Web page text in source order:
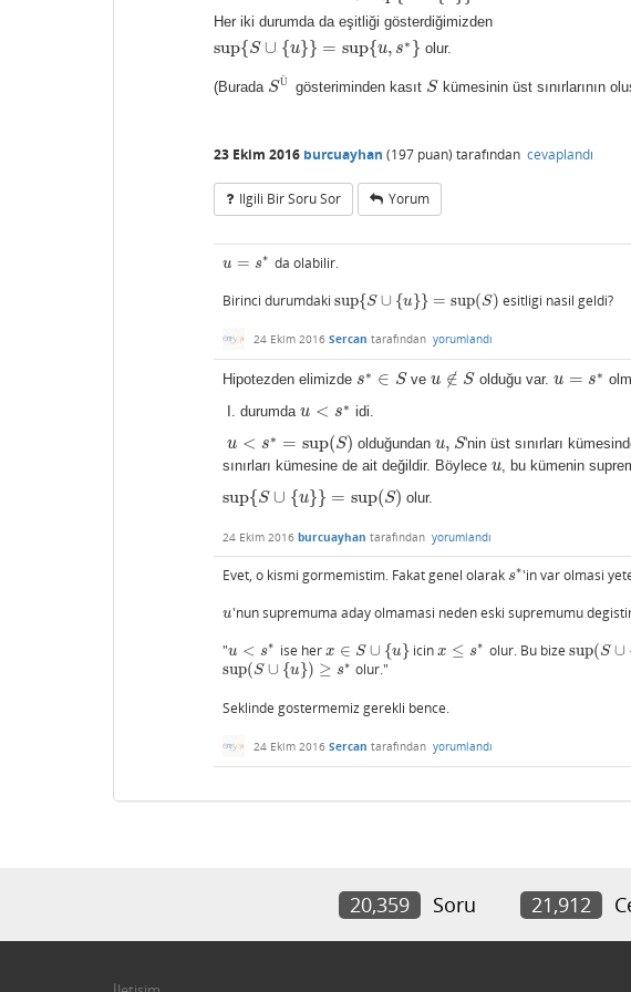
Her iki durumda da eşitliği gösterdiğimizden
sup{S ∪ {u}} = sup{u, s∗ }
sup{S∪ {u} }=sup{ u,s ∗} olur.
(Burada SÜ
SÜ gösteriminden kasıt S
S kümesinin üst sınırlarının
23 Ekim 2016 burcuayhan (197 puan) tarafından cevaplandı
Ilgili Bir Soru Sor Yorum
u = s∗
u= s∗
da olabilir.
Birinci durumdaki sup{S ∪ {u}} = sup(S)
sup{S∪{u }}=sup (S esitligi nasil geldi?
24 Ekim 2016 Sercan tarafından yorumlandı
Hipotezden elimizde s∗ ∈ S
s∗ ∈ S veu ∉ S
u∉S olduğu var.u = s∗
u=s∗
I. durumda u < s∗
u< s∗ idi.
u < s∗ = sup(S)
u< s∗=sup S) olduğundan u, S
u,S 'nin üst sınırları
sınırları kümesine de ait değildir. Böylece u
u bu kümenin
sup{S ∪ {u}} = sup(S)
sup{S∪ {u} }=sup( S) olur.
24 Ekim 2016 burcuayhan tarafından yorumlandı
Evet, o kismi gormemistim. Fakat genel olarak s∗
s∗'in var olmasi
u
u'nun supremuma aday olmamasi neden eski supremumu
"u < s∗
u< s∗ ise her x ∈ S ∪ {u}
x∈S ∪{u} icinx ≤ s∗
x≤ s∗ olur. Bu bize sup(S ∪
sup(S∪{u }
sup(S ∪ {u}) ≥ s∗
sup(S∪{u })≥s∗ olur."
Seklinde gostermemiz gerekli bence.
24 Ekim 2016 Sercan tarafından yorumlandı
20,359 Soru 21,912